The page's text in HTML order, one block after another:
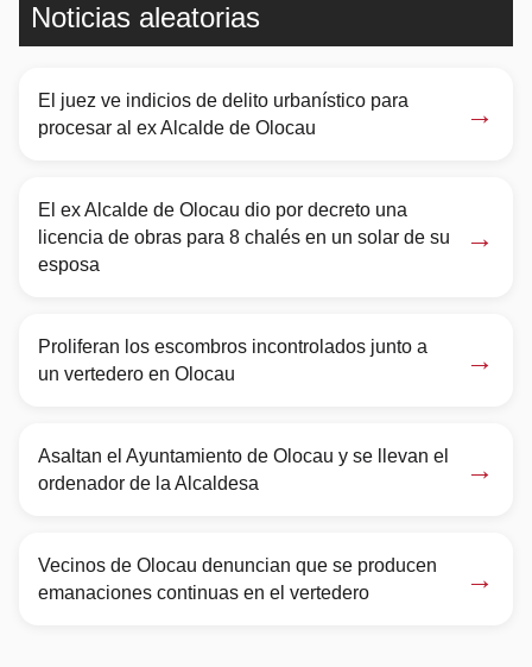
Noticias aleatorias
El juez ve indicios de delito urbanístico para
procesar al ex Alcalde de Olocau
→
El ex Alcalde de Olocau dio por decreto una
licencia de obras para 8 chalés en un solar de su
esposa
→
Proliferan los escombros incontrolados junto a
un vertedero en Olocau
→
Asaltan el Ayuntamiento de Olocau y se llevan el
ordenador de la Alcaldesa
→
Vecinos de Olocau denuncian que se producen
emanaciones continuas en el vertedero
→